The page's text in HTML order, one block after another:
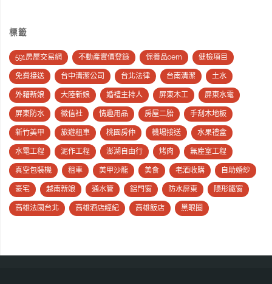
標籤
591房屋交易網 不動產實價登錄 保養品oem 健檢項目
免費接送 台中清潔公司 台北法律 台南清潔 土水
外籍新娘 大陸新娘 婚禮主持人 屏東木工 屏東水電
屏東防水 徵信社 情趣用品 房屋二胎 手刮木地板
新竹美甲 旅遊租車 桃園房仲 機場接送 水果禮盒
水電工程 泥作工程 澎湖自由行 烤肉 無塵室工程
真空包裝機 租車 美甲沙龍 美食 老酒收購 自助婚紗
豪宅 越南新娘 通水管 鋁門窗 防水屏東 隱形鐵窗
高雄法國台北 高雄酒店經紀 高雄飯店 黑眼圈